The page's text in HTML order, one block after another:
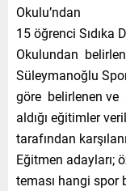
Okulu’ndan
15 öğrenci Sıdıka
Okulundan
Süleymanoğlu
göre belirlenen ve
aldığı eğitimler
tarafından
Eğitmen adayları;
teması hangi spor